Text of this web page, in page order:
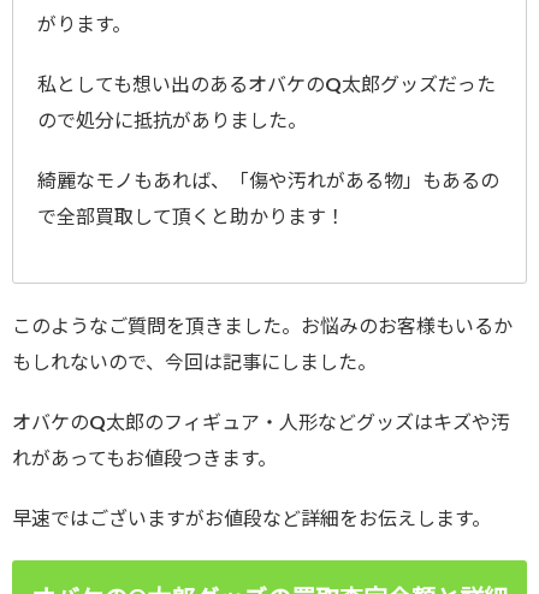
がります。
私としても想い出のあるオバケのQ太郎グッズだった
ので処分に抵抗がありました。
綺麗なモノもあれば、「傷や汚れがある物」もあるの
で全部買取して頂くと助かります！
このようなご質問を頂きました。お悩みのお客様もいるか
もしれないので、今回は記事にしました。
オバケのQ太郎のフィギュア・人形などグッズはキズや汚
れがあってもお値段つきます。
早速ではございますがお値段など詳細をお伝えします。